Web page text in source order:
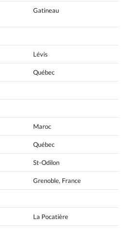
Gatineau
Lévis
Québec
Maroc
Québec
St-Odilon
Grenoble, France
La Pocatière